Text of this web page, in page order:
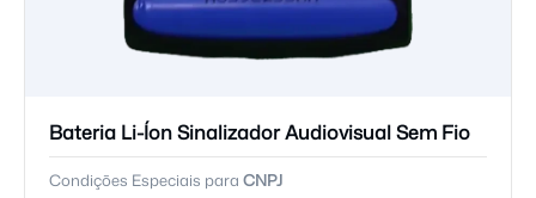
Bateria Li-Íon Sinalizador Audiovisual Sem Fio
Condições Especiais para CNPJ